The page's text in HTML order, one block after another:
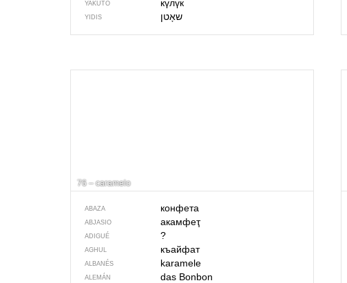
YAKUTO күлүк
YIDIS שאָטן‏‎
76 – caramelo
ABAZA конфета
ABJASIO акамфеҭ
ADIGUÉ ?
AGHUL къайфат
ALBANÉS karamele
ALEMÁN das Bonbon